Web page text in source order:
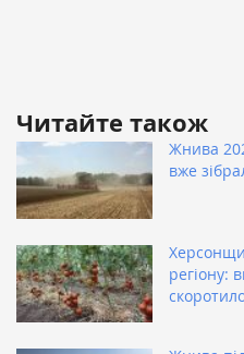
Читайте також
Жнива
вже
регіону: